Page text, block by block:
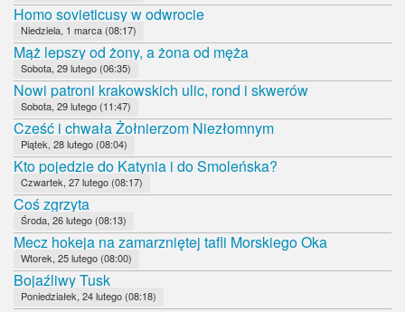
Homo sovieticusy w odwrocie
Niedziela, 1 marca (08:17)
Mąż lepszy od żony, a żona od męża
Sobota, 29 lutego (06:35)
Nowi patroni krakowskich ulic, rond i skwerów
Sobota, 29 lutego (11:47)
Cześć i chwała Żołnierzom Niezłomnym
Piątek, 28 lutego (08:04)
Kto pojedzie do Katynia i do Smoleńska?
Czwartek, 27 lutego (08:17)
Coś zgrzyta
Środa, 26 lutego (08:13)
Mecz hokeja na zamarzniętej tafli Morskiego Oka
Wtorek, 25 lutego (08:00)
Bojaźliwy Tusk
Poniedziałek, 24 lutego (08:18)